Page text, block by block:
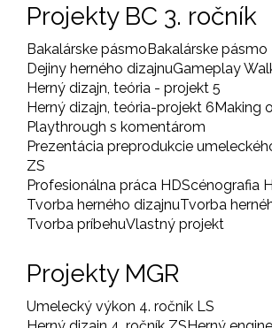
Projekty BC 3. ročník
Bakalárske pásmoBakalárske pásmo
Dejiny herného dizajnuGameplay
Herný dizajn, teória - projekt 5
Herný dizajn, teória-projekt 6Making
Playthrough s komentárom
Prezentácia preprodukcie
ZS
Profesionálna práca HDScénografia
Tvorba herného dizajnuTvorba
Tvorba príbehuVlastný projekt
Projekty MGR
Umelecký výkon 4. ročník LS